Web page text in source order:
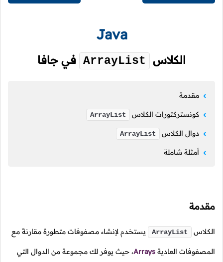
Java
الكلاس ArrayList في جافا
مقدمة
كونستركتورات الكلاس ArrayList
دوال الكلاس ArrayList
أمثلة شاملة
مقدمة
الكلاس ArrayList يستخدم لإنشاء مصفوفات متطورة مقارنةً مع
المصفوفات العادية Arrays، حيث يوفر لك مجموعة من الدوال التي